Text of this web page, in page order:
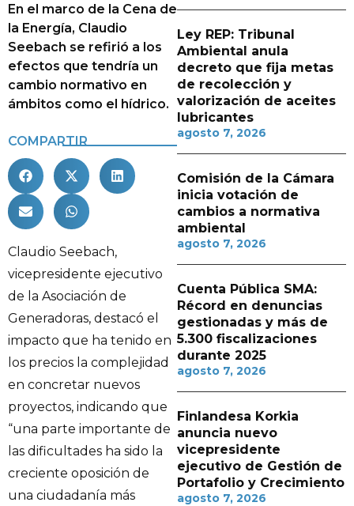
En el marco de la Cena de
la Energía, Claudio
Seebach se refirió a los
efectos que tendría un
cambio normativo en
ámbitos como el hídrico.
COMPARTIR
Claudio Seebach,
vicepresidente ejecutivo
de la Asociación de
Generadoras, destacó el
impacto que ha tenido en
los precios la complejidad
en concretar nuevos
proyectos, indicando que
“una parte importante de
las dificultades ha sido la
creciente oposición de
una ciudadanía más
Ley REP: Tribunal
Ambiental anula
decreto que fija metas
de recolección y
valorización de aceites
lubricantes
agosto 7, 2026
Comisión de la Cámara
inicia votación de
cambios a normativa
ambiental
agosto 7, 2026
Cuenta Pública SMA:
Récord en denuncias
gestionadas y más de
5.300 fiscalizaciones
durante 2025
agosto 7, 2026
Finlandesa Korkia
anuncia nuevo
vicepresidente
ejecutivo de Gestión de
Portafolio y Crecimiento
agosto 7, 2026